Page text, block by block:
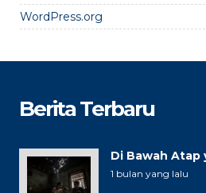
WordPress.org
Berita Terbaru
Di Bawah Atap
1 bulan yang lalu